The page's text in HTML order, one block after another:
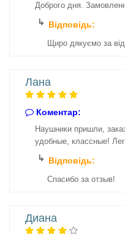
Доброго дня.
Відповідь:
Щиро дякуємо за
Лана
Коментар:
Наушники пришли,
удобные, классные!
Відповідь:
Спасибо за отзыв!
Диана